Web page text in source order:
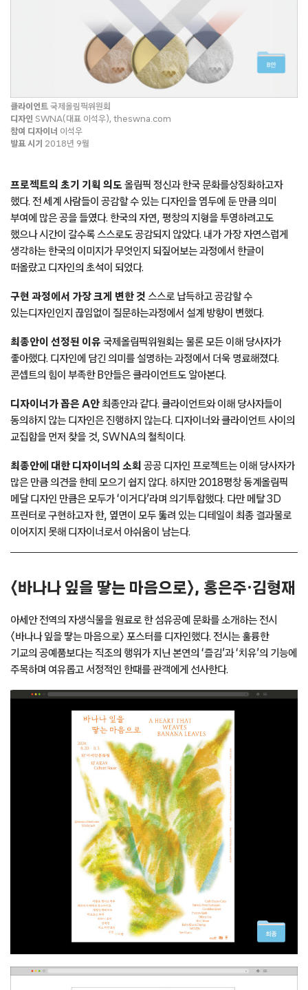
클라이언트 국제올림픽위원회
디자인 SWNA(대표 이석우), theswna.com
참여 디자이너 이석우
발표 시기
2018년 9월
프로젝트의 초기 기획 의도 올림픽 정신과 한국 문화를상징화하고자
했다. 전 세계 사람들이 공감할 수 있는 디자인을 염두에 둔 만큼 의미
부여에 많은 공을 들였다. 한국의 자연, 평창의 지형을 투영하려고도
했으나 시간이 갈수록 스스로도 공감되지 않았다. 내가 가장 자연스럽게
생각하는 한국의 이미지가 무엇인지 되짚어보는 과정에서 한글이
떠올랐고 디자인의 초석이 되었다.
구현 과정에서 가장 크게 변한 것 스스로 납득하고 공감할 수
있는디자인인지 끊임없이 질문하는과정에서 설계 방향이 변했다.
최종안이 선정된 이유 국제올림픽위원회는 물론 모든 이해 당사자가
좋아했다. 디자인에 담긴 의미를 설명하는 과정에서 더욱 명료해졌다.
콘셉트의 힘이 부족한 B안들은 클라이언트도 알아본다.
디자이너가 꼽은 A안최종안과 같다. 클라이언트와 이해 당사자들이
동의하지 않는 디자인은 진행하지 않는다. 디자이너와 클라이언트 사이의
교집합을 먼저 찾을 것, SWNA의 철칙이다.
최종안에 대한 디자이너의 소회 공공 디자인 프로젝트는 이해 당사자가
많은 만큼 의견을 한데 모으기 쉽지 않다. 하지만 2018평창 동계올림픽
메달 디자인 만큼은 모두가 ‘이거다’라며 의기투합했다. 다만 메탈 3D
프린터로 구현하고자 한, 옆면이 모두 뚫려 있는 디테일이 최종 결과물로
이어지지 못해 디자이너로서 아쉬움이 남는다.
〈바나나 잎을 땋는 마음으로〉, 홍은주·김형재
아세안 전역의 자생식물을 원료로 한 섬유공예 문화를 소개하는 전시
〈바나나 잎을 땋는 마음으로〉 포스터를 디자인했다. 전시는 훌륭한
기교의 공예품보다는 직조의 행위가 지닌 본연의 ‘즐김’과 ‘치유’의 기능에
주목하며 여유롭고 서정적인 한때를 관객에게 선사한다.